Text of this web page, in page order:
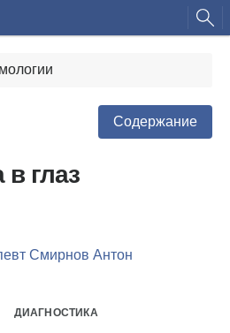
Содержание
глаз
Смирнов Антон
ДИАГНОСТИКА